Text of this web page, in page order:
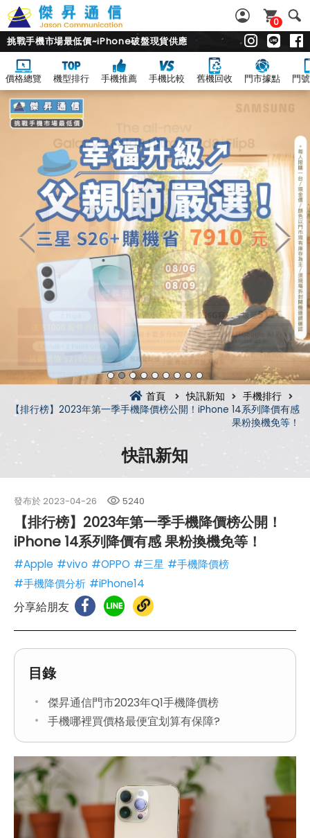
0
挑戰手機市場最低價~iPhone破盤現貨供應
價格總覽 機型排行 手機推薦 手機比較 舊機回收 門市據點 門
首頁 快訊新知
手機排行
【排行榜】2023年第一季手機降價榜公開！iPhone 14系列降價有感
果粉換機免等！
快訊新知
發布於 2023-04-26 5240
【排行榜】2023年第一季手機降價榜公開！
iPhone 14系列降價有感 果粉換機免等！
#Apple #vivo #OPPO #三星 #手機降價榜
#手機降價分析 #iPhone14
分享給朋友
目錄
傑昇通信門市2023年Q1手機降價榜
手機哪裡買價格最便宜划算有保障?